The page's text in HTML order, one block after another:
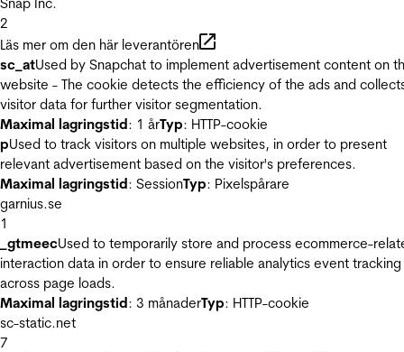
2
Läs mer om den här leverantören
sc_atUsed by Snapchat to implement advertisement content on
website - The cookie detects the efficiency of the ads and
visitor data for further visitor segmentation.
Maximal lagringstid: 1 årTyp: HTTP-cookie
pUsed to track visitors on multiple websites, in order to present
relevant advertisement based on the visitor's preferences.
Maximal lagringstid: SessionTyp: Pixelspårare
garnius.se
1
_gtmeecUsed to temporarily store and process ecommerce-
interaction data in order to ensure reliable analytics event tracking
across page loads.
Maximal lagringstid: 3 månaderTyp: HTTP-cookie
sc-static.net
7